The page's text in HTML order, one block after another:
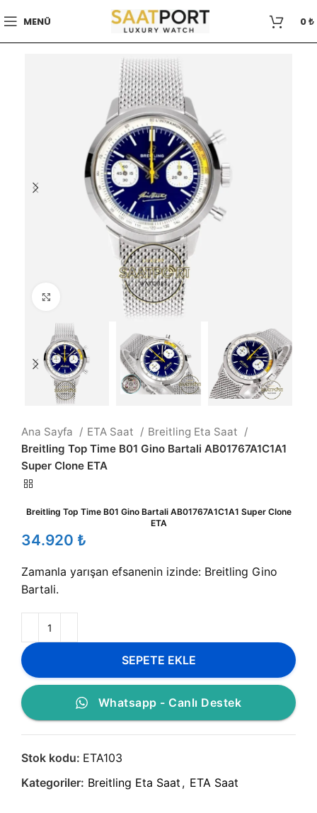
MENÜ 0₺
Büyütmek için tıklayın
Ana Sayfa ETA Saat
Breitling Eta Saat
Breitling Top Time B01 Gino Bartali AB01767A1C1A1
Super Clone ETA
Breitling Top Time B01 Gino Bartali AB01767A1C1A1 Super Clone
ETA
₺
Zamanla yarışan efsanenin izinde: Breitling Gino
Bartali.
SEPETE EKLE
Whatsapp - Canlı Destek
Stok kodu: ETA103
Kategoriler: Breitling Eta Saat , ETA Saat